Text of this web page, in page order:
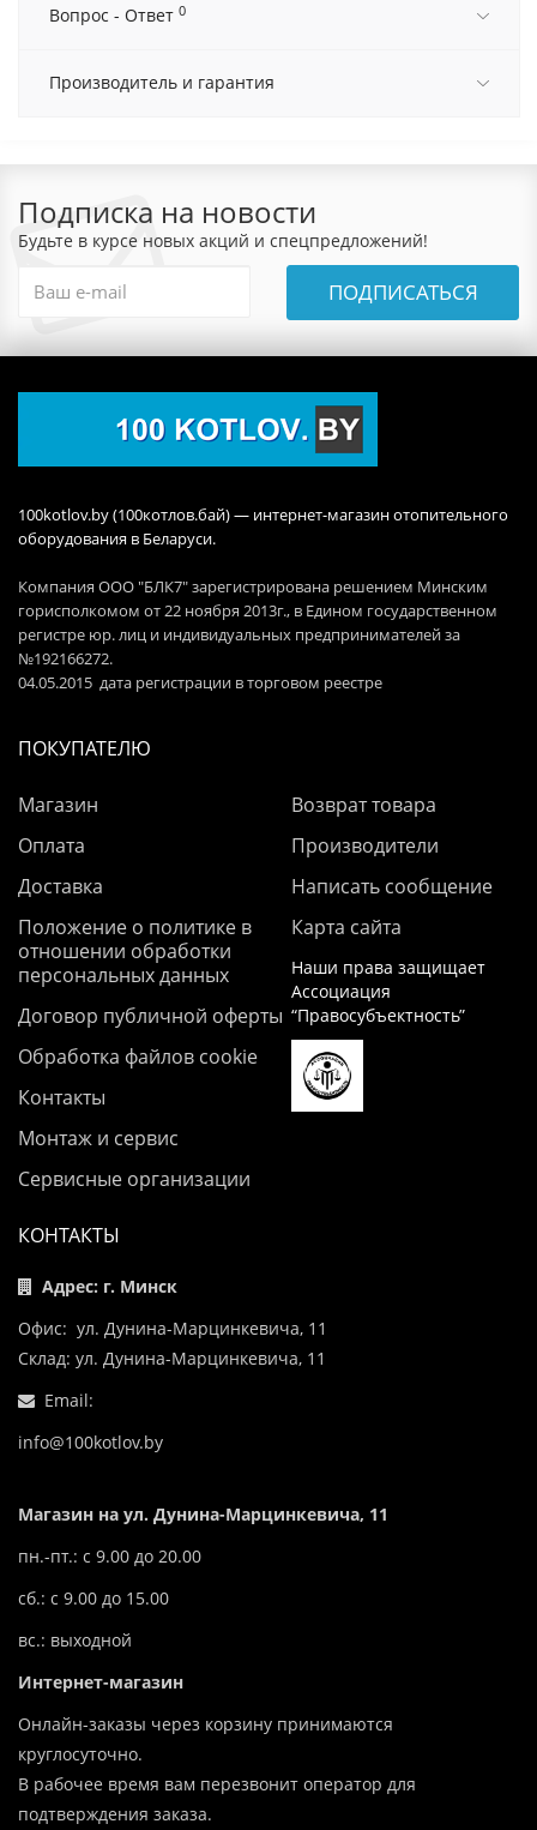
Вопрос - Ответ 0
Производитель и гарантия
Подписка на новости
Будьте в курсе новых акций и спецпредложений!
ПОДПИСАТЬСЯ
100kotlov.by (100котлов.бай) — интернет-магазин отопительного
оборудования в Беларуси.
Компания ООО "БЛК7" зарегистрирована решением Минским
горисполкомом от 22 ноября 2013г., в Едином государственном
регистре юр. лиц и индивидуальных предпринимателей за
№192166272.
04.05.2015 дата регистрации в торговом реестре
ПОКУПАТЕЛЮ
Магазин
Оплата
Доставка
Положение о политике в
отношении обработки
персональных данных
Договор публичной оферты
Обработка файлов cookie
Контакты
Монтаж и сервис
Сервисные организации
Возврат товара
Производители
Написать сообщение
Карта сайта
Наши права защищает
Ассоциация
“Правосубъектность”
КОНТАКТЫ
Адрес: г. Минск
Офис: ул. Дунина-Марцинкевича, 11
Склад: ул. Дунина-Марцинкевича, 11
Email:
info@100kotlov.by
Магазин на ул. Дунина-Марцинкевича, 11
пн.-пт.: с 9.00 до 20.00
сб.: с 9.00 до 15.00
вс.: выходной
Интернет-магазин
Онлайн-заказы через корзину принимаются
круглосуточно.
В рабочее время вам перезвонит оператор для
подтверждения заказа.